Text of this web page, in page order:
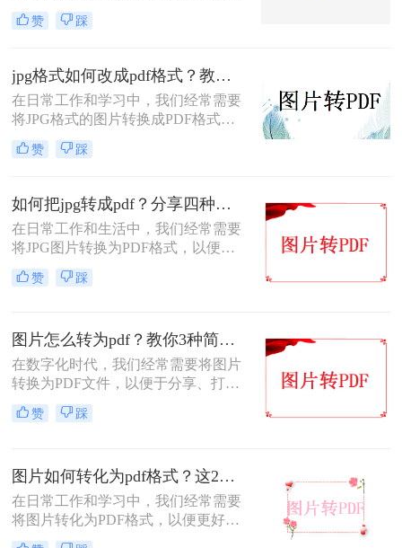
PDF格式以便于保存、传输和查阅。
PDF（Portable Document Format）作
台、易读性和保持原始格式不变等优
点。那么扫描的图片怎么转pdf呢？本
文将介绍几种将扫描的图片转换为
PDF文档的方法，并附带一些实用技
巧。
赞 踩
jpg格式如何改成pdf格式？教你3招简便的转换方法！
在日常工作和学习中，我们经常需要
将JPG格式的图片转换成PDF格式的
文件。PDF文件因其格式统一、兼容
性好的特点，常被用于保存和传输重
pdf格式呢？下面，我们将详细介绍几
种将JPG图片转换为PDF格式的方
法。
赞 踩
如何把jpg转成pdf？分享四种图片转pdf方法~
在日常工作和生活中，我们经常需要
将JPG图片转换为PDF格式，以便更
好地进行分享、存档或编辑。那么如
何把JPG转成PDF呢？本文将为您介
赞 踩
图片怎么转为pdf？教你3种简单的方法！
在数字化时代，我们经常需要将图片
转换为PDF文件，以便于分享、打印
或保存为不可编辑的格式。图片转
PDF的需求多种多样，可能是为了整
读的PDF文档。那么图片怎么转为pdf
呢？以下将详细介绍几种将图片转换
为PDF文件的方法，帮助读者轻松完
赞 踩
图片如何转化为pdf格式？这2种方法轻松搞定！
在日常工作和学习中，我们经常需要
将图片转化为PDF格式，以便更好地
保存、分享和打印。那么图片如何转